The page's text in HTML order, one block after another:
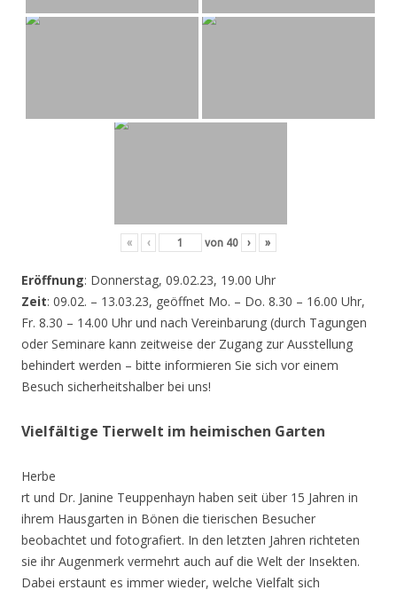
« ‹ von 40 › »
Eröffnung: Donnerstag, 09.02.23, 19.00 Uhr
Zeit: 09.02. – 13.03.23, geöffnet Mo. – Do. 8.30 – 16.00 Uhr,
Fr. 8.30 – 14.00 Uhr und nach Vereinbarung (durch Tagungen
oder Seminare kann zeitweise der Zugang zur Ausstellung
behindert werden – bitte informieren Sie sich vor einem
Besuch sicherheitshalber bei uns!
Vielfältige Tierwelt im heimischen Garten
Herbe
rt und Dr. Janine Teuppenhayn haben seit über 15 Jahren in
ihrem Hausgarten in Bönen die tierischen Besucher
beobachtet und fotografiert. In den letzten Jahren richteten
sie ihr Augenmerk vermehrt auch auf die Welt der Insekten.
Dabei erstaunt es immer wieder, welche Vielfalt sich